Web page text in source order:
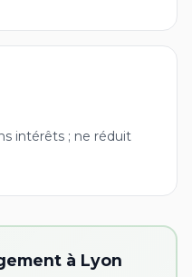
intérêts ; ne réduit
à Lyon